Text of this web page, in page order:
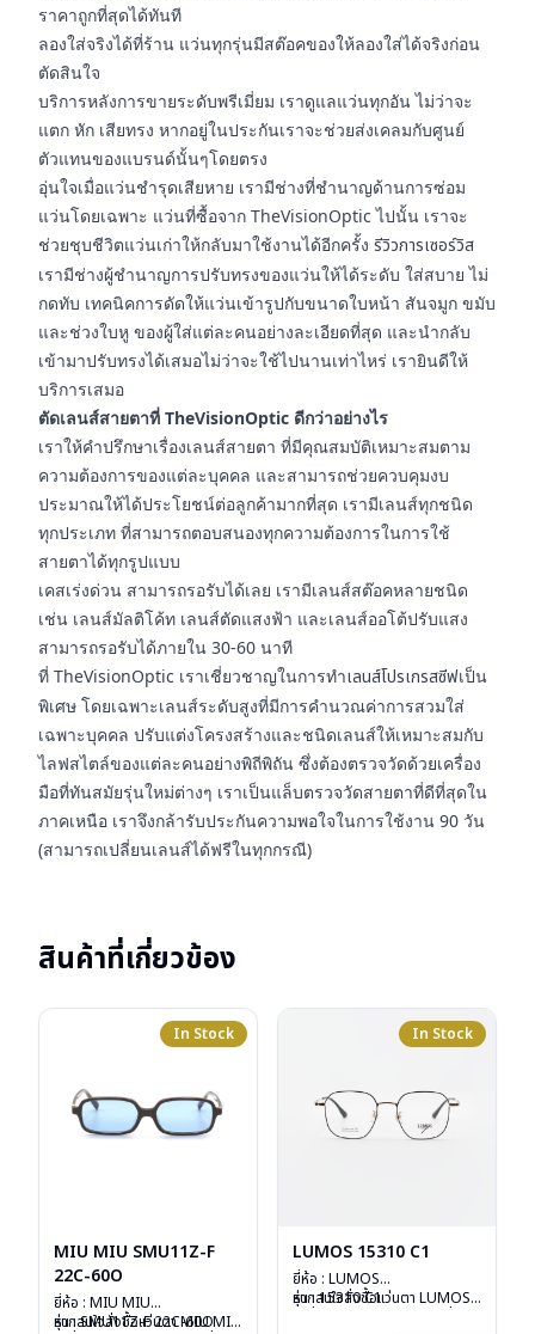
ราคาถูกที่สุดได้ทันที
ลองใส่จริงได้ที่ร้าน แว่นทุกรุ่นมีสต๊อคของให้ลองใส่ได้จริงก่อน
ตัดสินใจ
บริการหลังการขายระดับพรีเมี่ยม เราดูแลแว่นทุกอัน ไม่ว่าจะ
แตก หัก เสียทรง หากอยู่ในประกันเราจะช่วยส่งเคลมกับศูนย์
ตัวแทนของแบรนด์นั้นๆโดยตรง
อุ่นใจเมื่อแว่นชำรุดเสียหาย เรามีช่างที่ชำนาญด้านการซ่อม
แว่นโดยเฉพาะ แว่นที่ซื้อจาก TheVisionOptic ไปนั้น เราจะ
ช่วยชุบชีวิตแว่นเก่าให้กลับมาใช้งานได้อีกครั้ง รีวิวการเซอร์วิส
เรามีช่างผู้ชำนาญการปรับทรงของแว่นให้ได้ระดับ ใส่สบาย ไม่
กดทับ เทคนิคการดัดให้แว่นเข้ารูปกับขนาดใบหน้า สันจมูก ขมับ
และช่วงใบหู ของผู้ใส่แต่ละคนอย่างละเอียดที่สุด และนำกลับ
เข้ามาปรับทรงได้เสมอไม่ว่าจะใช้ไปนานเท่าไหร่ เรายินดีให้
บริการเสมอ
ตัดเลนส์สายตาที่ TheVisionOptic ดีกว่าอย่างไร
เราให้คำปรึกษาเรื่องเลนส์สายตา ที่มีคุณสมบัติเหมาะสมตาม
ความต้องการของแต่ละบุคคล และสามารถช่วยควบคุมงบ
ประมาณให้ได้ประโยชน์ต่อลูกค้ามากที่สุด เรามีเลนส์ทุกชนิด
ทุกประเภท ที่สามารถตอบสนองทุกความต้องการในการใช้
สายตาได้ทุกรูปแบบ
เคสเร่งด่วน สามารถรอรับได้เลย เรามีเลนส์สต๊อคหลายชนิด
เช่น เลนส์มัลติโค้ท เลนส์ตัดแสงฟ้า และเลนส์ออโต้ปรับแสง
สามารถรอรับได้ภายใน 30-60 นาที
ที่ TheVisionOptic เราเชี่ยวชาญในการทำเลนส์โปรเกรสซีฟเป็น
พิเศษ โดยเฉพาะเลนส์ระดับสูงที่มีการคำนวณค่าการสวมใส่
เฉพาะบุคคล ปรับแต่งโครงสร้างและชนิดเลนส์ให้เหมาะสมกับ
ไลฟสไตล์ของแต่ละคนอย่างพิถีพิถัน ซึ่งต้องตรวจวัดด้วยเครื่อง
มือที่ทันสมัยรุ่นใหม่ต่างๆ เราเป็นแล็บตรวจวัดสายตาที่ดีที่สุดใน
ภาคเหนือ เราจึงกล้ารับประกันความพอใจในการใช้งาน 90 วัน
(สามารถเปลี่ยนเลนส์ได้ฟรีในทุกกรณี)
สินค้าที่เกี่ยวข้อง
In Stock
MIU MIU SMU11Z-F
22C-60O
ยี่ห้อ : MIU MIU
รุ่น : SMU11Z-F 22C-60O
หากสนใจสั่งชื้อแว่นตา MIU MIU
In Stock
LUMOS 15310 C1
ยี่ห้อ : LUMOS
รุ่น : 15310 C1
หากสนใจสั่งชื้อแว่นตา LUMOS